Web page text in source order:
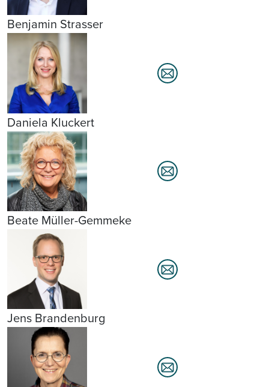
Benjamin Strasser
Daniela Kluckert
Beate Müller-Gemmeke
Jens Brandenburg